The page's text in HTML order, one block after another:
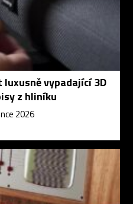
vypadající 3D
z hliníku
2026